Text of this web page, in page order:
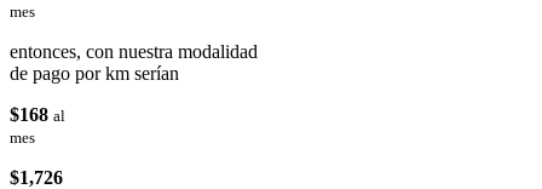
mes
entonces, con nuestra modalidad
de pago por km serían
$168 al
mes
$1,726